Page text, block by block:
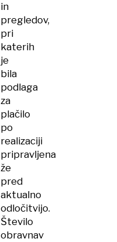
in
pregledov,
pri
katerih
je
bila
podlaga
za
plačilo
po
realizaciji
pripravljena
že
pred
aktualno
odločitvijo.
Število
obravnav